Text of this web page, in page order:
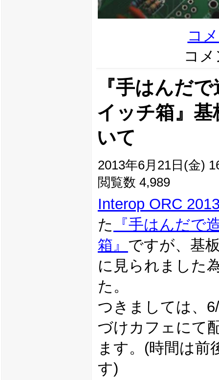
コ
コ
『手はんだ
イッチ箱』
いて
2013年6月21日(金)
閲覧数 4,989
Interop ORC
た
『手はんだで
箱』 ですが、基
に見られました
た。
つきましては、
づけカフェにて
ます。(時間は前
す)